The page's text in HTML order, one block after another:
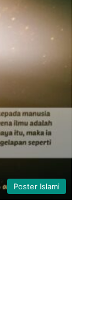
Poster Islami